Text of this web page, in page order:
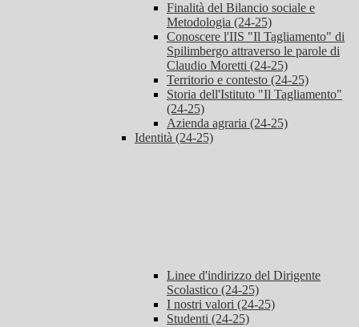
Finalità del Bilancio sociale e
Metodologia (24-25)
Conoscere l'IIS "Il Tagliamento" di
Spilimbergo attraverso le parole di
Claudio Moretti (24-25)
Territorio e contesto (24-25)
Storia dell'Istituto "Il Tagliamento"
(24-25)
Azienda agraria (24-25)
Identità (24-25)
Linee d'indirizzo del Dirigente
Scolastico (24-25)
I nostri valori (24-25)
Studenti (24-25)